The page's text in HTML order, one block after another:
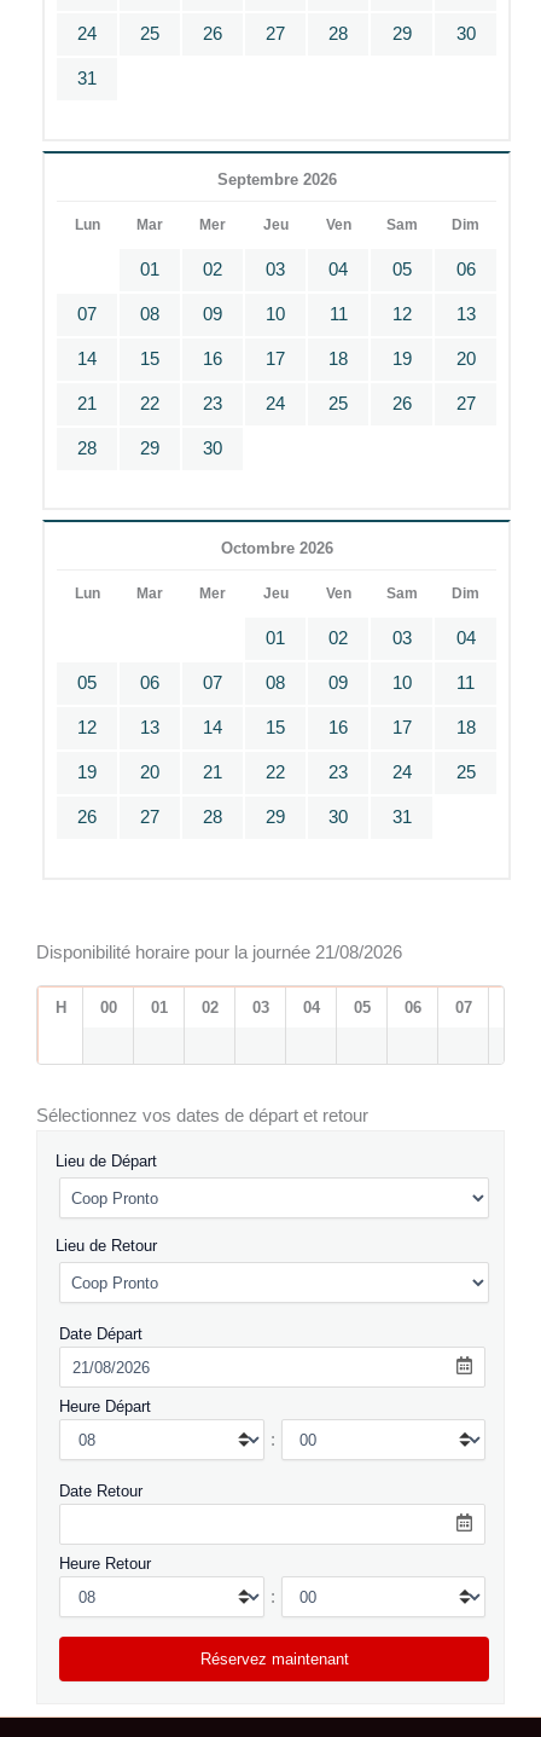
24 25 26 27 28 29 30
31
Septembre 2026
Lun Mar Mer Jeu Ven Sam Dim
01 02 03 04 05 06
07 08 09 10 11 12 13
14 15 16 17 18 19 20
21 22 23 24 25 26 27
28 29 30
Octombre 2026
Lun Mar Mer Jeu Ven Sam Dim
01 02 03 04
05 06 07 08 09 10 11
12 13 14 15 16 17 18
19 20 21 22 23 24 25
26 27 28 29 30 31
Disponibilité horaire pour la journée 21/08/2026
H 00 01 02 03 04 05 06 07
Sélectionnez vos dates de départ et retour
Lieu de Départ
Lieu de Retour
Date Départ
Heure Départ
:
Date Retour
Heure Retour
: